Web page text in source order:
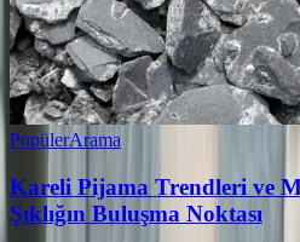
PopülerArama
Kareli Pijama Trendleri ve
Şıklığın Buluşma Noktası